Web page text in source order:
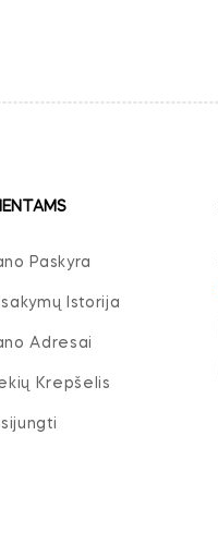
Paskyra
Istorija
Adresai
Krepšelis